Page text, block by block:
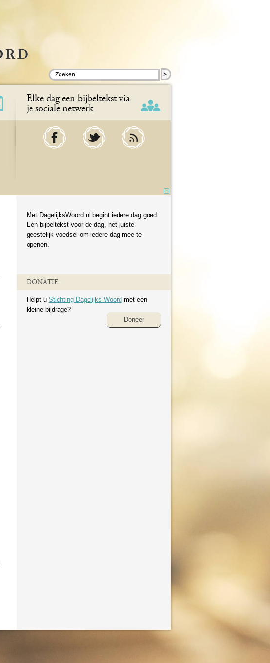
>
Elke dag een bijbeltekst via
je sociale netwerk
Met DagelijksWoord.nl begint iedere dag goed.
Een bijbeltekst voor de dag, het juiste
geestelijk voedsel om iedere dag mee te
openen.
DONATIE
Helpt u Stichting Dagelijks Woord met een
kleine bijdrage?
Doneer